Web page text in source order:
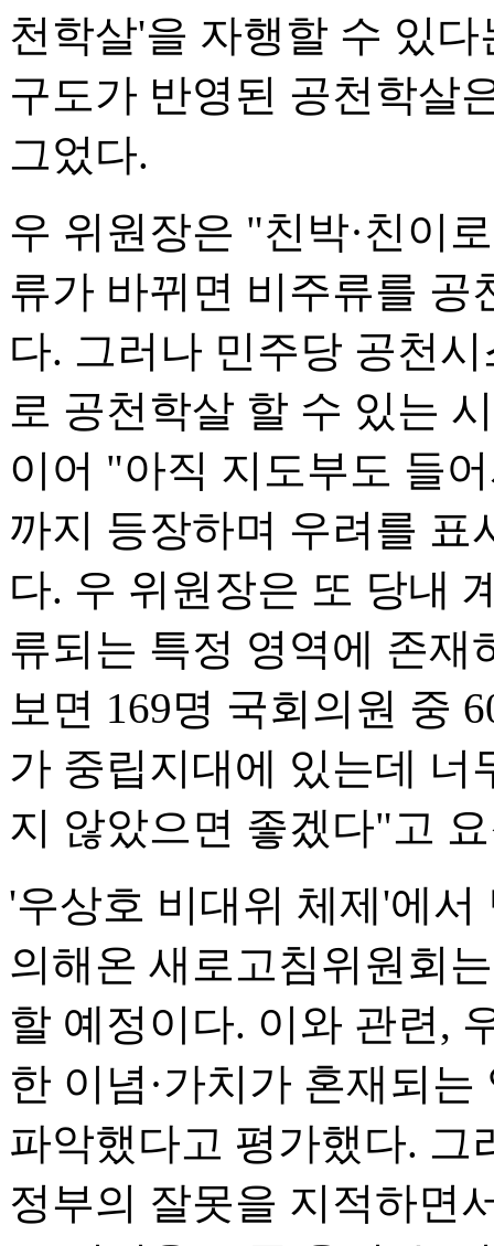
천학살'을 자행할 수 있
구도가 반영된 공천학살
그었다.
우 위원장은 "친박·친이
류가 바뀌면 비주류를 공
다. 그러나 민주당 공천
로 공천학살 할 수 있는
이어 "아직 지도부도 들
까지 등장하며 우려를
다. 우 위원장은 또 당내
류되는 특정 영역에 존재
보면 169명 국회의원 중
가 중립지대에 있는데 너
지 않았으면 좋겠다"고
'우상호 비대위 체제'에
의해온 새로고침위원회
할 예정이다. 이와 관련,
한 이념·가치가 혼재되
파악했다고 평가했다.
정부의 잘못을 지적하면